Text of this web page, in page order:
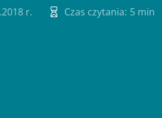
r. Czas czytania: 5 min